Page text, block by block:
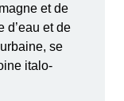
et de
d’eau et de
se
italo-